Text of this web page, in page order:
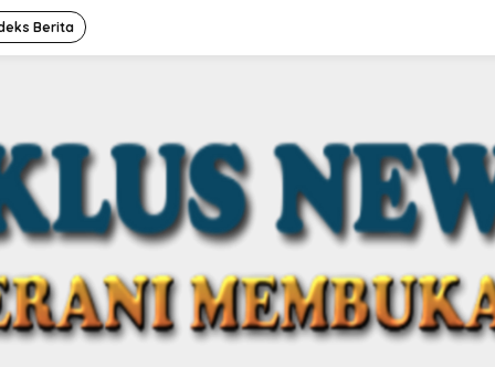
Berita